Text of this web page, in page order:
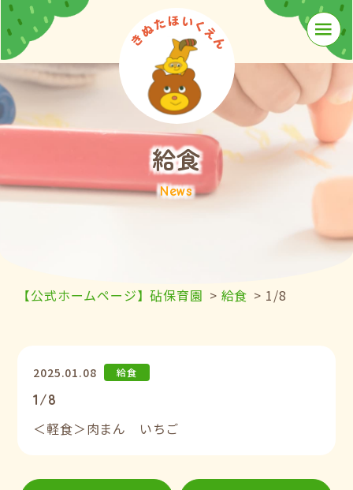
≡
給食
News
【公式ホームページ】砧保育園 > 給食 > 1/8
2025.01.08 給食
1/8
＜軽食＞肉まん いちご